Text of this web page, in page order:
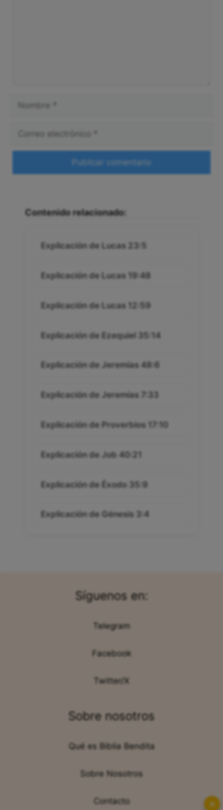
Contenido relacionado:
Explicación de Lucas 23:5
Explicación de Lucas 19:48
Explicación de Lucas 12:59
Explicación de Ezequiel 35:14
Explicación de Jeremías 48:6
Explicación de Jeremías 7:33
Explicación de Proverbios 17:10
Explicación de Job 40:21
Explicación de Éxodo 35:9
Explicación de Génesis 3:4
Síguenos en:
Telegram
Facebook
Twitter/X
Sobre nosotros
Qué es Biblia Bendita
Sobre Nosotros
Contacto ✕